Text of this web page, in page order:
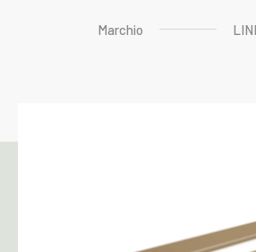
Marchio